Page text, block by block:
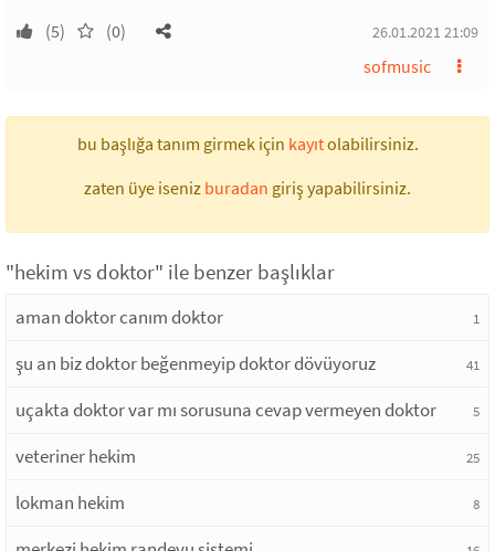
(5) (0) 26.01.2021 21:09
sofmusic
bu başlığa tanım girmek için kayıtolabilirsiniz.
zaten üye iseniz buradan giriş yapabilirsiniz.
"hekim vs doktor" ile benzer başlıklar
aman doktor canım doktor 1
şu an biz doktor beğenmeyip doktor dövüyoruz 41
uçakta doktor var mı sorusuna cevap vermeyen doktor 5
veteriner hekim 25
lokman hekim 8